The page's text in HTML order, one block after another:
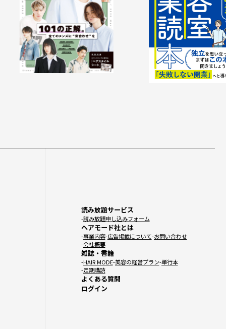
読み放題サービス
読み放題申し込みフォーム
ヘアモード社とは
事業内容 広告掲載について お問い合わせ
会社概要
雑誌・書籍
HAIR MODE 美容の経営プラン 単行本
定期購読
よくある質問
ログイン